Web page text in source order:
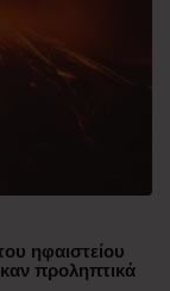
ηφαιστείου
προληπτικά